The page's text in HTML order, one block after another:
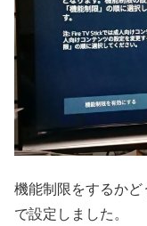
機能制限をするかど
で設定しました。